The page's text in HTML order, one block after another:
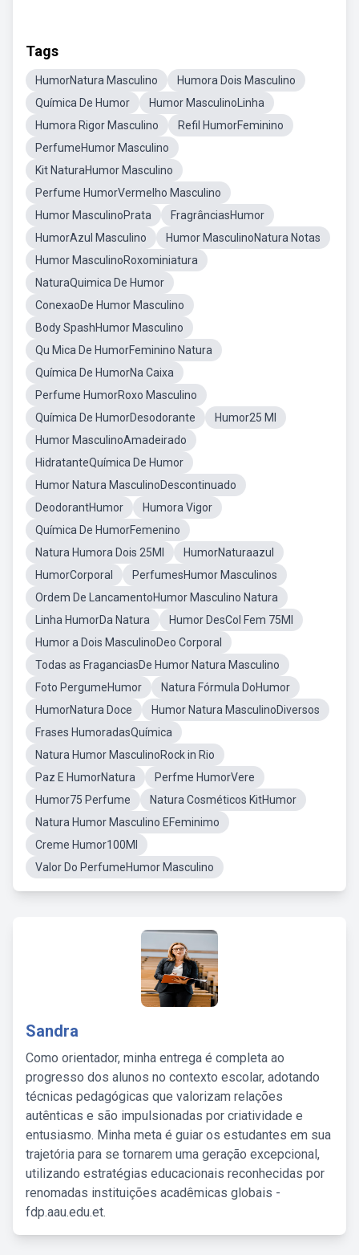
Tags
HumorNatura Masculino
Humora Dois Masculino
Química De Humor
Humor MasculinoLinha
Humora Rigor Masculino
Refil HumorFeminino
PerfumeHumor Masculino
Kit NaturaHumor Masculino
Perfume HumorVermelho Masculino
Humor MasculinoPrata
FragrânciasHumor
HumorAzul Masculino
Humor MasculinoNatura Notas
Humor MasculinoRoxominiatura
NaturaQuimica De Humor
ConexaoDe Humor Masculino
Body SpashHumor Masculino
Qu Mica De HumorFeminino Natura
Química De HumorNa Caixa
Perfume HumorRoxo Masculino
Química De HumorDesodorante
Humor25 Ml
Humor MasculinoAmadeirado
HidratanteQuímica De Humor
Humor Natura MasculinoDescontinuado
DeodorantHumor
Humora Vigor
Química De HumorFemenino
Natura Humora Dois 25Ml
HumorNaturaazul
HumorCorporal
PerfumesHumor Masculinos
Ordem De LancamentoHumor Masculino Natura
Linha HumorDa Natura
Humor DesCol Fem 75Ml
Humor a Dois MasculinoDeo Corporal
Todas as FraganciasDe Humor Natura Masculino
Foto PergumeHumor
Natura Fórmula DoHumor
HumorNatura Doce
Humor Natura MasculinoDiversos
Frases HumoradasQuímica
Natura Humor MasculinoRock in Rio
Paz E HumorNatura
Perfme HumorVere
Humor75 Perfume
Natura Cosméticos KitHumor
Natura Humor Masculino EFeminimo
Creme Humor100Ml
Valor Do PerfumeHumor Masculino
Sandra
Como orientador, minha entrega é completa ao
progresso dos alunos no contexto escolar, adotando
técnicas pedagógicas que valorizam relações
autênticas e são impulsionadas por criatividade e
entusiasmo. Minha meta é guiar os estudantes em sua
trajetória para se tornarem uma geração excepcional,
utilizando estratégias educacionais reconhecidas por
renomadas instituições acadêmicas globais -
fdp.aau.edu.et.